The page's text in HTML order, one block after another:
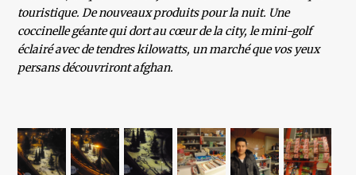
touristique. De nouveaux produits pour la nuit. Une
coccinelle géante qui dort au cœur de la city, le mini-golf
éclairé avec de tendres kilowatts, un marché que vos yeux
persans découvriront afghan.